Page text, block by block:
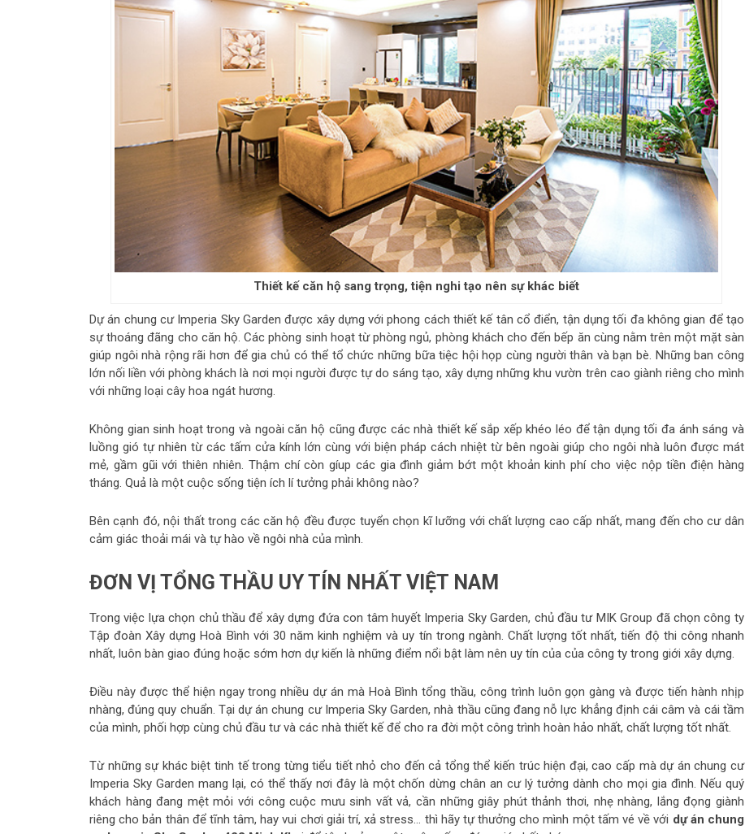
Thiết kế căn hộ sang trọng, tiện nghi tạo nên sự khác biết
Dự án chung cư Imperia Sky Garden được xây dựng với phong cách thiết kế tân cổ điển, tận dụng tối đa không gian để tạo
sự thoáng đãng cho căn hộ. Các phòng sinh hoạt từ phòng ngủ, phòng khách cho đến bếp ăn cùng nằm trên một mặt sàn
giúp ngôi nhà rộng rãi hơn để gia chủ có thể tổ chức những bữa tiệc hội họp cùng người thân và bạn bè. Những ban công
lớn nối liền với phòng khách là nơi mọi người được tự do sáng tạo, xây dựng những khu vườn trên cao giành riêng cho mình
với những loại cây hoa ngát hương.
Không gian sinh hoạt trong và ngoài căn hộ cũng được các nhà thiết kế sắp xếp khéo léo để tận dụng tối đa ánh sáng và
luồng gió tự nhiên từ các tấm cửa kính lớn cùng với biện pháp cách nhiệt từ bên ngoài giúp cho ngôi nhà luôn được mát
mẻ, gầm gũi với thiên nhiên. Thậm chí còn gíup các gia đình giảm bớt một khoản kinh phí cho việc nộp tiền điện hàng
tháng. Quả là một cuộc sống tiện ích lí tưởng phải không nào?
Bên cạnh đó, nội thất trong các căn hộ đều được tuyển chọn kĩ lưỡng với chất lượng cao cấp nhất, mang đến cho cư dân
cảm giác thoải mái và tự hào về ngôi nhà của mình.
ĐƠN VỊ TỔNG THẦU UY TÍN NHẤT VIỆT NAM
Trong việc lựa chọn chủ thầu để xây dựng đứa con tâm huyết Imperia Sky Garden, chủ đầu tư MIK Group đã chọn công ty
Tập đoàn Xây dựng Hoà Bình với 30 năm kinh nghiệm và uy tín trong ngành. Chất lượng tốt nhất, tiến độ thi công nhanh
nhất, luôn bàn giao đúng hoặc sớm hơn dự kiến là những điểm nổi bật làm nên uy tín của của công ty trong giới xây dựng.
Điều này được thể hiện ngay trong nhiều dự án mà Hoà Bình tổng thầu, công trình luôn gọn gàng và được tiến hành nhịp
nhàng, đúng quy chuẩn. Tại dự án chung cư Imperia Sky Garden, nhà thầu cũng đang nỗ lực khẳng định cái câm và cái tầm
của mình, phối hợp cùng chủ đầu tư và các nhà thiết kế để cho ra đời một công trình hoàn hảo nhất, chất lượng tốt nhất.
Từ những sự khác biệt tinh tế trong từng tiểu tiết nhỏ cho đến cả tổng thể kiến trúc hiện đại, cao cấp mà dự án chung cư
Imperia Sky Garden mang lại, có thể thấy nơi đây là một chốn dừng chân an cư lý tưởng dành cho mọi gia đình. Nếu quý
khách hàng đang mệt mỏi với công cuộc mưu sinh vất vả, cần những giây phút thảnh thơi, nhẹ nhàng, lắng đọng giành
riêng cho bản thân để tĩnh tâm, hay vui chơi giải trí, xả stress… thì hãy tự thưởng cho mình một tấm vé về với dự án chung